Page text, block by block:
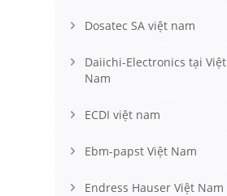
Dosatec SA việt nam
Daiichi-Electronics tại Việt
Nam
ECDI việt nam
Ebm-papst Việt Nam
Endress Hauser Việt Nam